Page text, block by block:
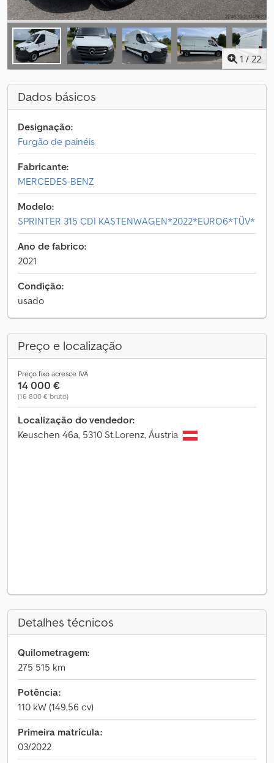
1 / 22
Dados básicos
Designação:
Furgão de painéis
Fabricante:
MERCEDES-BENZ
Modelo:
SPRINTER 315 CDI KASTENWAGEN*2022*EURO6*TÜV*
Ano de fabrico:
2021
Condição:
usado
Preço e localização
Preço fixo acresce IVA
14 000 €
(16 800 € bruto)
Localização do vendedor:
Keuschen 46a, 5310 St.Lorenz, Áustria
Detalhes técnicos
Quilometragem:
275 515 km
Potência:
110 kW (149,56 cv)
Primeira matrícula:
03/2022